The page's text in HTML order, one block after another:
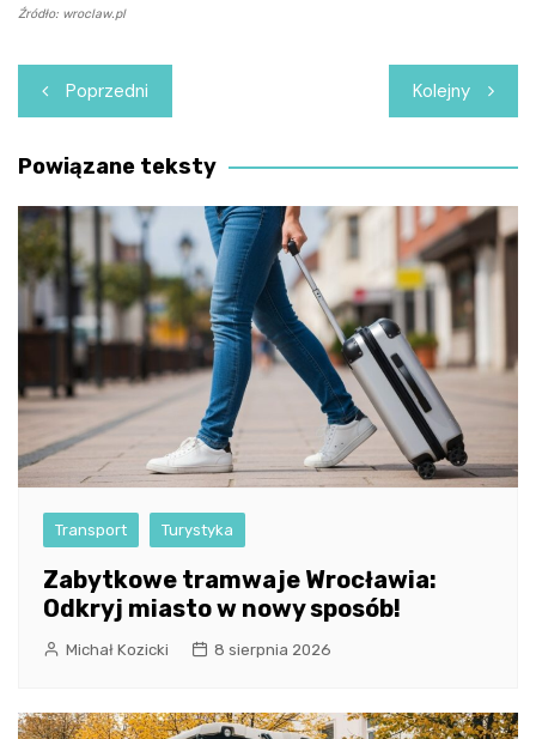
Źródło: wroclaw.pl
Nawigacja
wpisu
Poprzedni Kolejny
Powiązane teksty
Transport Turystyka
Zabytkowe tramwaje Wrocławia:
Odkryj miasto w nowy sposób!
Michał Kozicki 8 sierpnia 2026